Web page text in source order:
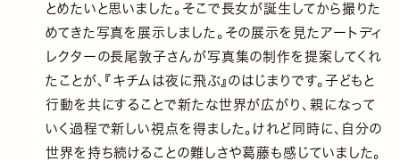
とめたいと思いました。そこで長女が誕生してから撮りた
めてきた写真を展示しました。その展示を見たアートディ
レクターの長尾敦子さんが写真集の制作を提案してくれ
たことが、『キチムは夜に飛ぶ』のはじまりです。子どもと
行動を共にすることで新たな世界が広がり、親になって
いく過程で新しい視点を得ました。けれど同時に、自分の
世界を持ち続けることの難しさや葛藤も感じていました。